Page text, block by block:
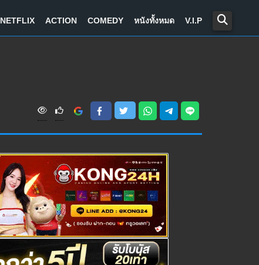
NETFLIX ACTION COMEDY หนังทั้งหมด V.I.P
V
s